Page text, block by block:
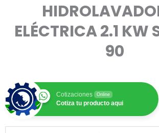
ELÉCTRICA 2.1 KW
90
Cotizaciones Online
Cotiza tu producto aqui